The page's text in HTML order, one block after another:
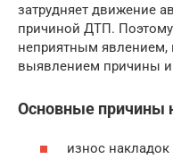
затрудняет движение
причиной ДТП.
неприятным явлением,
выявлением причины и
Основные причины
износ